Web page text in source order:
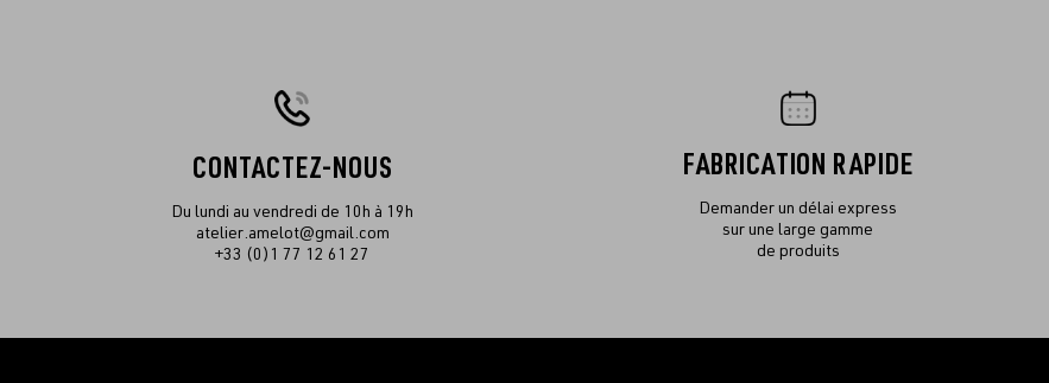
CONTACTEZ-NOUS
Du lundi au vendredi de 10h à 19h
atelier.amelot@gmail.com
+33 (0)1 77 12 61 27
FABRICATION RAPIDE
Demander un délai express
sur une large gamme
de produits